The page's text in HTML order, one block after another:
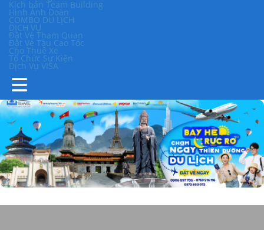
Kịch bản Team Building
Hình Ảnh Đoàn
COMBO DU LỊCH
DỊCH VỤ
Đặt Vé Tham Quan
Đặt Vé Tàu Cao Tốc
Cho Thuê Xe
Tổ Chức Sự Kiện
Dịch Vụ VISA